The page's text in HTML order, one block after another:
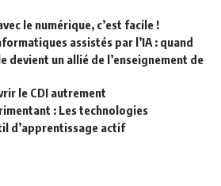
le numérique, c’est facile !
assistés par l’IA : quand
devient un allié de l’enseignement de
le CDI autrement
: Les technologies
d’apprentissage actif